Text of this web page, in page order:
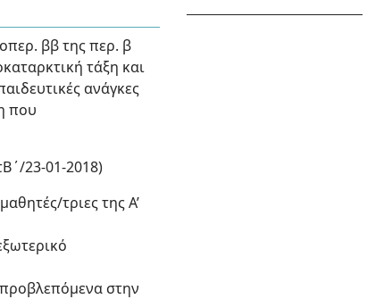
ββ της περ. β
τάξη και
ανάγκες
που
23-01-2018)
τριες της Α’
στην